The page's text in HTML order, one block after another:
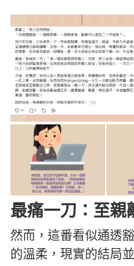
最痛一刀：至親
然而，這番看似通透
的溫柔，現實的結局